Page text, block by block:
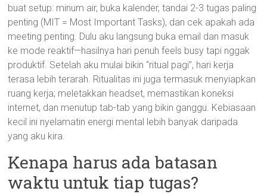
buat setup: minum air, buka kalender, tandai 2-3 tugas paling
penting (MIT = Most Important Tasks), dan cek apakah ada
meeting penting. Dulu aku langsung buka email dan masuk
ke mode reaktif—hasilnya hari penuh feels busy tapi nggak
produktif. Setelah aku mulai bikin “ritual pagi”, hari kerja
terasa lebih terarah. Ritualitas ini juga termasuk menyiapkan
ruang kerja; meletakkan headset, memastikan koneksi
internet, dan menutup tab-tab yang bikin ganggu. Kebiasaan
kecil ini nyelamatin energi mental lebih banyak daripada
yang aku kira.
Kenapa harus ada batasan
waktu untuk tiap tugas?